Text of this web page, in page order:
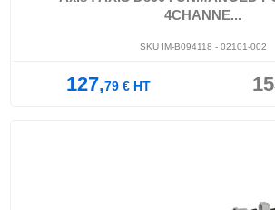
4CHANNE...
SKU IM-B094118 - 02101-002
127,79€HT